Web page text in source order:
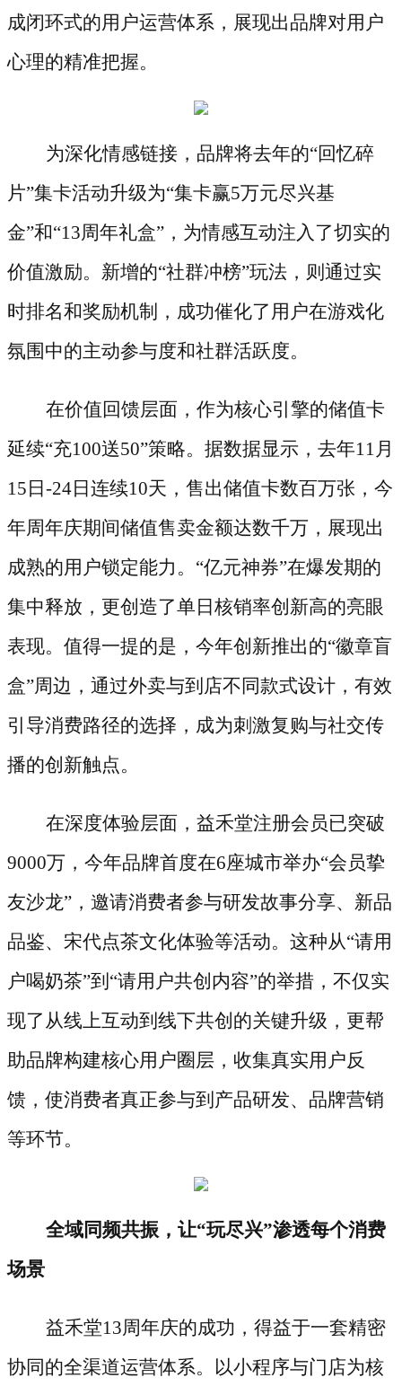
成闭环式的用户运营体系，展现出品牌对用户
心理的精准把握。
为深化情感链接，品牌将去年的“回忆碎
片”集卡活动升级为“集卡赢5万元尽兴基
金”和“13周年礼盒”，为情感互动注入了切实的
价值激励。新增的“社群冲榜”玩法，则通过实
时排名和奖励机制，成功催化了用户在游戏化
氛围中的主动参与度和社群活跃度。
在价值回馈层面，作为核心引擎的储值卡
延续“充100送50”策略。据数据显示，去年11月
15日-24日连续10天，售出储值卡数百万张，今
年周年庆期间储值售卖金额达数千万，展现出
成熟的用户锁定能力。“亿元神券”在爆发期的
集中释放，更创造了单日核销率创新高的亮眼
表现。值得一提的是，今年创新推出的“徽章盲
盒”周边，通过外卖与到店不同款式设计，有效
引导消费路径的选择，成为刺激复购与社交传
播的创新触点。
在深度体验层面，益禾堂注册会员已突破
9000万，今年品牌首度在6座城市举办“会员挚
友沙龙”，邀请消费者参与研发故事分享、新品
品鉴、宋代点茶文化体验等活动。这种从“请用
户喝奶茶”到“请用户共创内容”的举措，不仅实
现了从线上互动到线下共创的关键升级，更帮
助品牌构建核心用户圈层，收集真实用户反
馈，使消费者真正参与到产品研发、品牌营销
等环节。
全域同频共振，让“玩尽兴”渗透每个消费
场景
益禾堂13周年庆的成功，得益于一套精密
协同的全渠道运营体系。以小程序与门店为核